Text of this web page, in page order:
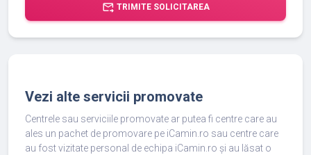
forward_to_inbox TRIMITE SOLICITAREA
Vezi alte servicii promovate
Centrele sau serviciile promovate ar putea fi centre care au
ales un pachet de promovare pe iCamin.ro sau centre care
au fost vizitate personal de echipa iCamin.ro și au lăsat o